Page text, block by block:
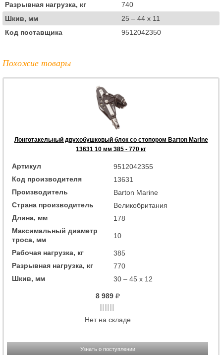
Разрывная нагрузка, кг
740
Шкив, мм
25 – 44 x 11
Код поставщика
9512042350
Похожие товары
Лонготакельный двухобушковый блок со стопором Barton Marine
13631 10 мм 385 - 770 кг
Артикул
9512042355
Код производителя
13631
Производитель
Barton Marine
Страна производитель
Великобритания
Длина, мм
178
Максимальный диаметр
троса, мм
10
Рабочая нагрузка, кг
385
Разрывная нагрузка, кг
770
Шкив, мм
30 – 45 x 12
8 989
Нет на складе
Узнать о поступлении